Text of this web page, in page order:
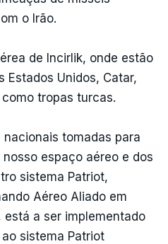
o Irão.
de Incirlik, onde estão
Estados Unidos, Catar,
tropas turcas.
tomadas para
espaço aéreo e dos
sistema Patriot,
Aéreo Aliado em
está a ser implementado
sistema Patriot